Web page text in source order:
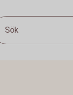
Sök